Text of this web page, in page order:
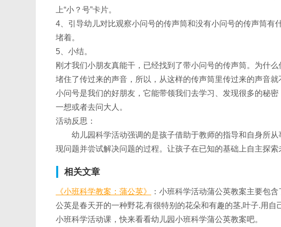
上“小？号”卡片。
4、引导幼儿对比观察小问号的传声筒和没有小问号的传声筒有
堵着。
5、小结。
刚才我们小朋友真能干，已经找到了带小问号的传声筒。为什
堵住了传过来的声音，所以，从这样的传声筒里传过来的声音就
小问号是我们的好朋友，它能带领我们去学习、发现很多的秘
一想或者去问大人。
活动反思：
幼儿园科学活动强调的是孩子借助于教师的指导和自身所从
现问题并尝试解决问题的过程。让孩子在已知的基础上自主探
相关文章
《小班科学教案：蒲公英》
：小班科学活动蒲公英教案主要包
公英是春天开的一种野花,有很特别的花朵和有趣的茎,叶子.用
小班科学活动课，快来看看幼儿园小班科学蒲公英教案吧。